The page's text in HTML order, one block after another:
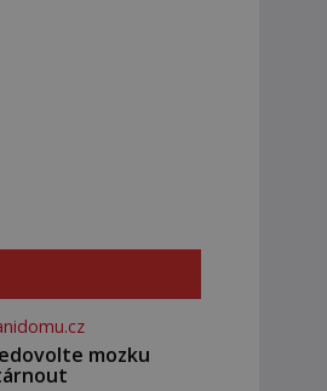
mozku